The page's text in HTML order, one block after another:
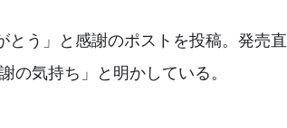
とう」と感謝のポストを投稿。発売直
の気持ち」と明かしている。